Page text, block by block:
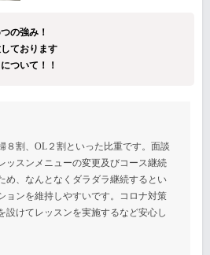
の強み！
ております
ついて！！
８割、OL２割といった比重です。面談
ッスンメニューの変更及びコース継続
め、なんとなくダラダラ継続するとい
ョンを維持しやすいです。コロナ対策
設けてレッスンを実施するなど安心し